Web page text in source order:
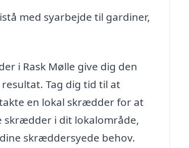
med syarbejde til gardiner,
i Rask Mølle give dig den
Tag dig tid til at
en lokal skrædder for at
i dit lokalområde,
skræddersyede behov.